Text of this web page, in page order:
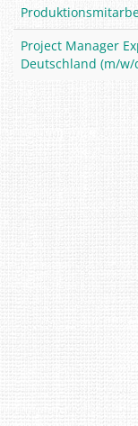
Project Manager
Deutschland (m/w/